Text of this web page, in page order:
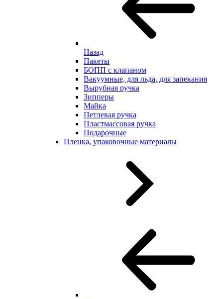
Назад
Пакеты
БОПП с клапаном
Вакуумные, для льда, для запекания
Вырубная ручка
Зипперы
Майка
Петлевая ручка
Пластмассовая ручка
Подарочные
Пленка, упаковочные материалы